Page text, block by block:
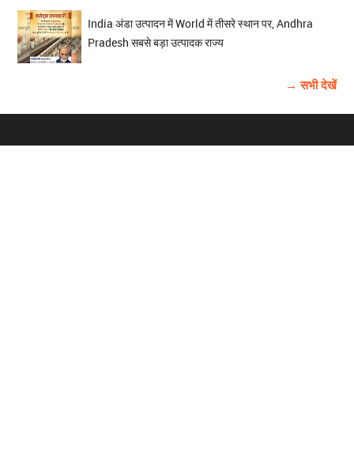
India अंडा उत्पादन में World में तीसरे स्थान पर, Andhra
Pradesh सबसे बड़ा उत्पादक राज्य
→ सभी देखें